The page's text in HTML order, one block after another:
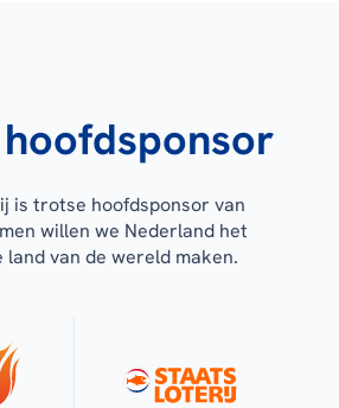
is trotse hoofdsponsor van
willen we Nederland het
van de wereld maken.